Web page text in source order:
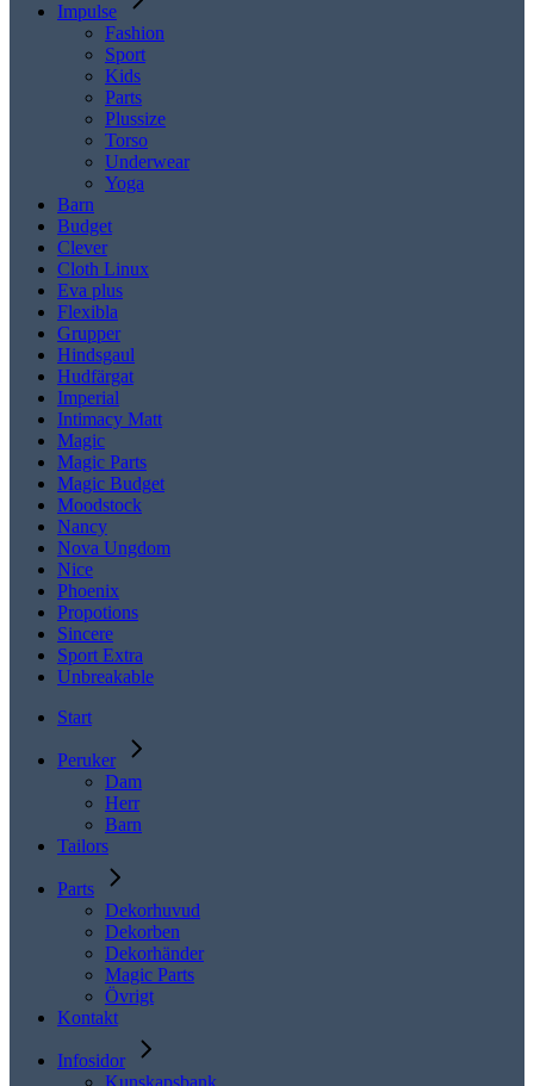
Impulse
Fashion
Sport
Kids
Parts
Plussize
Torso
Underwear
Yoga
Barn
Budget
Clever
Cloth Linux
Eva plus
Flexibla
Grupper
Hindsgaul
Hudfärgat
Imperial
Intimacy Matt
Magic
Magic Parts
Magic Budget
Moodstock
Nancy
Nova Ungdom
Nice
Phoenix
Propotions
Sincere
Sport Extra
Unbreakable
Start
Peruker
Dam
Herr
Barn
Tailors
Parts
Dekorhuvud
Dekorben
Dekorhänder
Magic Parts
Övrigt
Kontakt
Infosidor
Kunskapsbank